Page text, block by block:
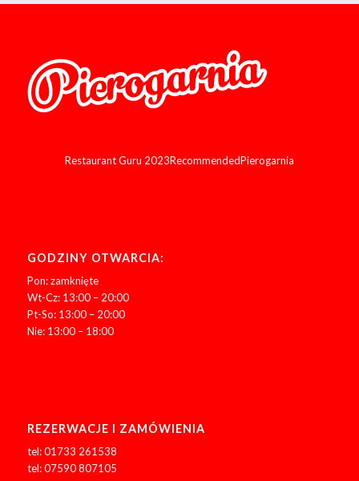
Restaurant Guru 2023RecommendedPierogarnia
GODZINY OTWARCIA:
Pon: zamknięte
Wt-Cz: 13:00 – 20:00
Pt-So: 13:00 – 20:00
Nie: 13:00 – 18:00
REZERWACJE I ZAMÓWIENIA
tel: 01733 261538
tel: 07590 807105